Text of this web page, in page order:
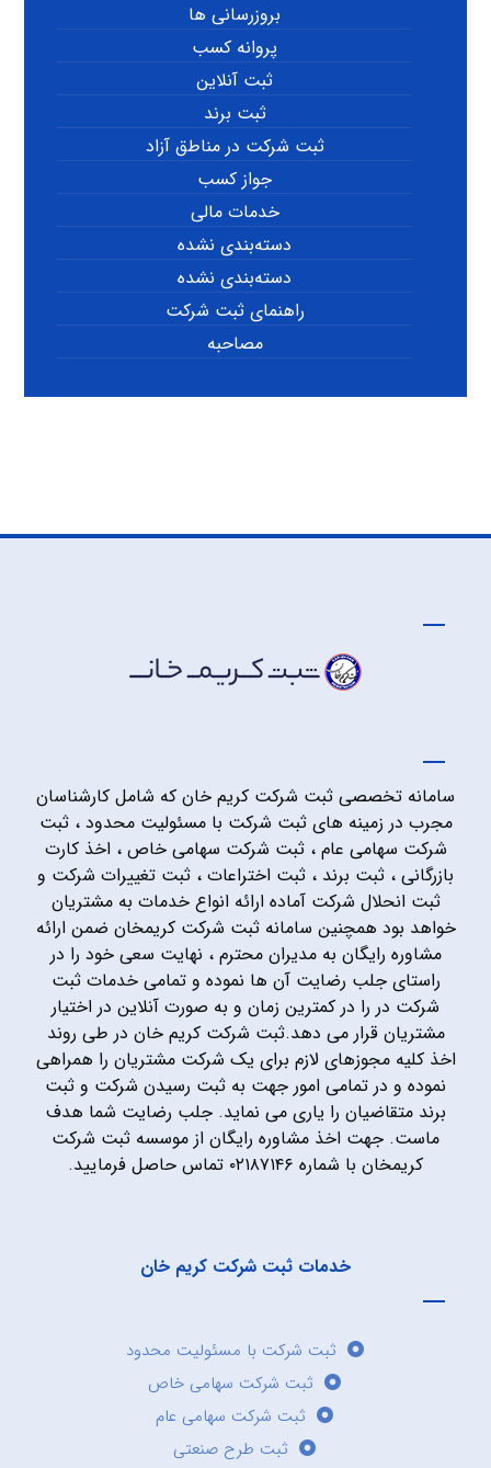
بروزرسانی ها
پروانه کسب
ثبت آنلاین
ثبت برند
ثبت شرکت در مناطق آزاد
جواز کسب
خدمات مالی
دسته‌بندی نشده
دسته‌بندی نشده
راهنمای ثبت شرکت
مصاحبه
سامانه تخصصی ثبت شرکت کریم خان که شامل کارشناسان
مجرب در زمینه های ثبت شرکت با مسئولیت محدود ، ثبت
شرکت سهامی عام ، ثبت شرکت سهامی خاص ، اخذ کارت
بازرگانی ، ثبت برند ، ثبت اختراعات ، ثبت تغییرات شرکت و
ثبت انحلال شرکت آماده ارائه انواع خدمات به مشتریان
خواهد بود همچنین سامانه ثبت شرکت کریمخان ضمن ارائه
مشاوره رایگان به مدیران محترم ، نهایت سعی خود را در
راستای جلب رضایت آن ها نموده و تمامی خدمات ثبت
شرکت در را در کمترین زمان و به صورت آنلاین در اختیار
مشتریان قرار می دهد.ثبت شرکت کریم خان در طی روند
اخذ کلیه مجوزهای لازم برای یک شرکت مشتریان را همراهی
نموده و در تمامی امور جهت به ثبت رسیدن شرکت و ثبت
برند متقاضیان را یاری می نماید. جلب رضایت شما هدف
ماست. جهت اخذ مشاوره رایگان از موسسه ثبت شرکت
کریمخان با شماره ۰۲۱۸۷۱۴۶ تماس حاصل فرمایید.
خدمات ثبت شرکت کریم خان
ثبت شرکت با مسئولیت محدود
ثبت شرکت سهامی خاص
ثبت شرکت سهامی عام
ثبت طرح صنعتی